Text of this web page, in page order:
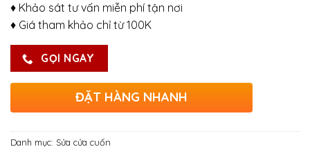
♦ Khảo sát tư vấn miễn phí tận nơi
♦ Giá tham khảo chỉ từ 100K
GỌI NGAY
ĐẶT HÀNG NHANH
Danh mục: Sửa cửa cuốn